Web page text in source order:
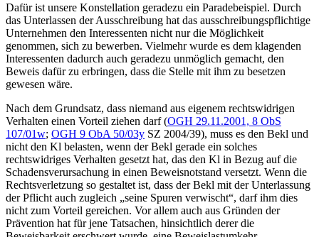
Dafür ist unsere Konstellation geradezu ein Paradebeispiel. Durch
das Unterlassen der Ausschreibung hat das ausschreibungspflichtige
Unternehmen den Interessenten nicht nur die Möglichkeit
genommen, sich zu bewerben. Vielmehr wurde es dem klagenden
Interessenten dadurch auch geradezu unmöglich gemacht, den
Beweis dafür zu erbringen, dass die Stelle mit ihm zu besetzen
gewesen wäre.
Nach dem Grundsatz, dass niemand aus eigenem rechtswidrigen
Verhalten einen Vorteil ziehen darf (OGH 29.11.2001, 8 ObS
107/01w; OGH 9 ObA 50/03y SZ 2004/39), muss es den Bekl und
nicht den Kl belasten, wenn der Bekl gerade ein solches
rechtswidriges Verhalten gesetzt hat, das den Kl in Bezug auf die
Schadensverursachung in einen Beweisnotstand versetzt. Wenn die
Rechtsverletzung so gestaltet ist, dass der Bekl mit der Unterlassung
der Pflicht auch zugleich „seine Spuren verwischt“, darf ihm dies
nicht zum Vorteil gereichen. Vor allem auch aus Gründen der
Prävention hat für jene Tatsachen, hinsichtlich derer die